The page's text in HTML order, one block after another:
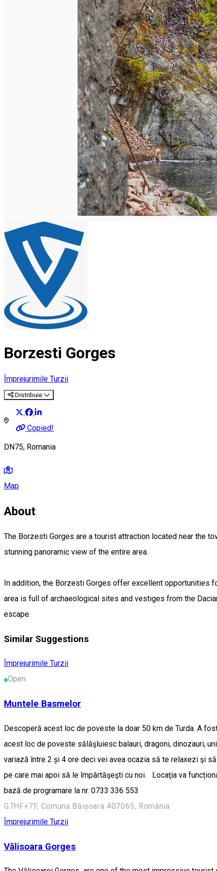
Borzesti Gorges
Împrejurimile Turzii
Distribuie
Copied!
DN75, Romania
Map
About
The Borzesti Gorges are a tourist attraction located near the
stunning panoramic view of the entire area.
In addition, the Borzesti Gorges offer excellent opportunities
area is full of archaeological sites and vestiges from the
escape.
Similar Suggestions
Împrejurimile Turzii
Open
Muntele Basmelor
Descoperă acest loc de poveste la doar 50 km de Turda. A
acest loc de poveste sălăşluiesc balauri, dragoni, dinozauri,
variază între 2 și 4 ore deci vei avea ocazia să te relaxezi şi
pe care mai apoi să le împărtăşeşti cu noi. Locaţia va
bază de programare la nr. 0733 336 553
G7HF+7F, Comuna Băișoara 407065, România
Împrejurimile Turzii
Vălisoara Gorges